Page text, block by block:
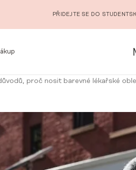
PŘIDEJTE SE DO
proč nosit barevné lékařské